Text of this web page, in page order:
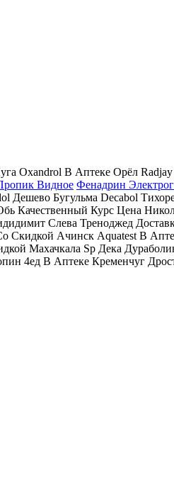
Oxandrol В Аптеке Орёл
Видное Фенадрин
Дешево Бугульма Decabol
Качественный Курс Цена
Слева Треноджед
Скидкой Ачинск Aquatest В
Махачкала Sp Дека
4ед В Аптеке Кременчуг